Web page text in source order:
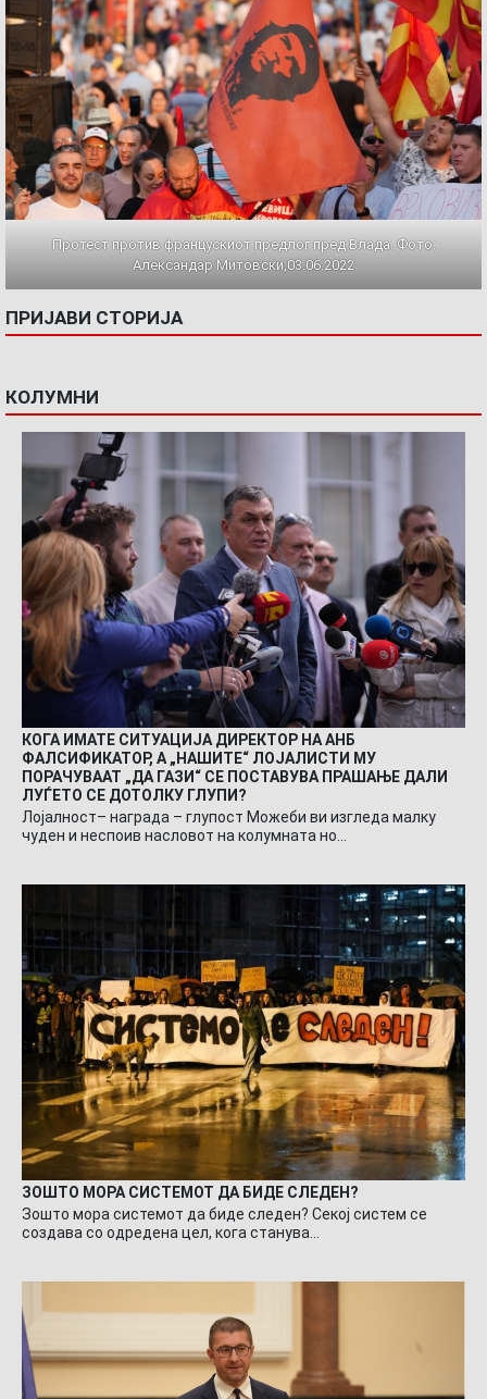
Протест против францускиот предлог пред Влада. Фото:
Александар Митовски,03.06.2022
ПРИЈАВИ СТОРИЈА
КОЛУМНИ
КОГА ИМАТЕ СИТУАЦИЈА ДИРЕКТОР НА АНБ
ФАЛСИФИКАТОР, А „НАШИТЕ“ ЛОЈАЛИСТИ МУ
ПОРАЧУВААТ „ДА ГАЗИ“ СЕ ПОСТАВУВА ПРАШАЊЕ ДАЛИ
ЛУЃЕТО СЕ ДОТОЛКУ ГЛУПИ?
Лојалност– награда – глупост Можеби ви изгледа малку
чуден и неспоив насловот на колумната но…
ЗОШТО МОРА СИСТЕМОТ ДА БИДЕ СЛЕДЕН?
Зошто мора системот да биде следен? Секој систем се
создава со одредена цел, кога станува…